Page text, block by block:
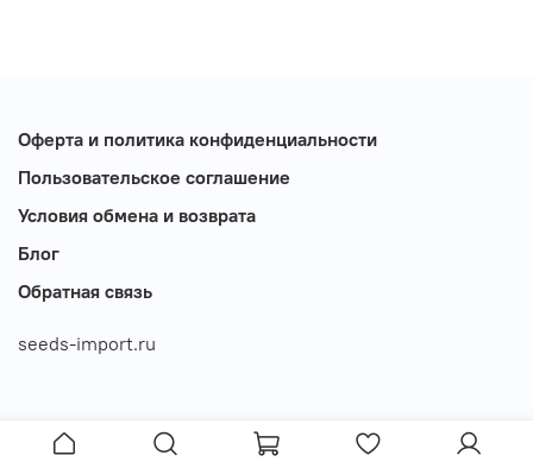
Оферта и политика конфиденциальности
Пользовательское соглашение
Условия обмена и возврата
Блог
Обратная связь
seeds-import.ru